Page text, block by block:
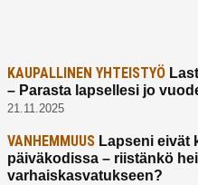
KAUPALLINEN YHTEISTYÖ
– Parasta lapsellesi jo
21.11.2025
VANHEMMUUSLapseni eivät
päiväkodissa – riistänkö
varhaiskasvatukseen?